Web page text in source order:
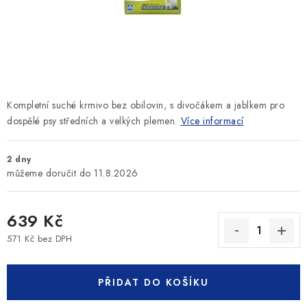
Kompletní suché krmivo bez obilovin, s divočákem a jablkem pro
dospělé psy středních a velkých plemen. Více informací
2 dny
11.8.2026
639 Kč
571 Kč bez DPH
PŘIDAT DO KOŠÍKU